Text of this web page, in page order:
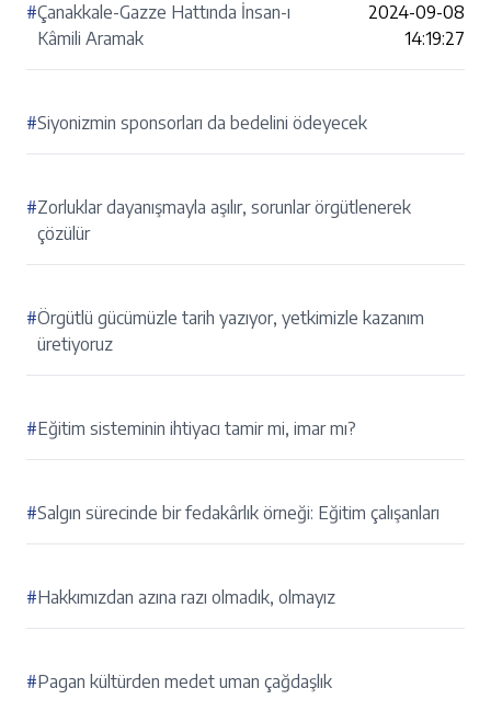
#Çanakkale-Gazze Hattında İnsan-ı
Kâmili Aramak
2024-09-08
14:19:27
#Siyonizmin sponsorları da bedelini ödeyecek
#Zorluklar dayanışmayla aşılır, sorunlar örgütlenerek
çözülür
#Örgütlü gücümüzle tarih yazıyor, yetkimizle kazanım
üretiyoruz
#Eğitim sisteminin ihtiyacı tamir mi, imar mı?
#Salgın sürecinde bir fedakârlık örneği: Eğitim çalışanları
#Hakkımızdan azına razı olmadık, olmayız
#Pagan kültürden medet uman çağdaşlık